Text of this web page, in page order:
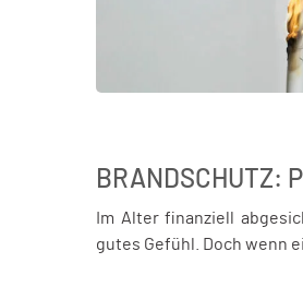
BRANDSCHUTZ:
Im Alter finanziell
gutes Gefühl. Doch wenn